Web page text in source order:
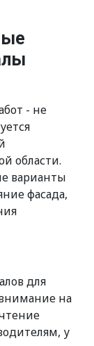
- не
области.
варианты
фасада,
для
на
у